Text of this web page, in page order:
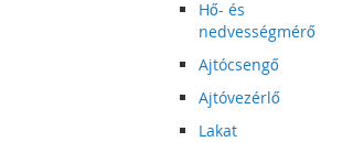
Hő- és
nedvességmérő
Ajtócsengő
Ajtóvezérlő
Lakat